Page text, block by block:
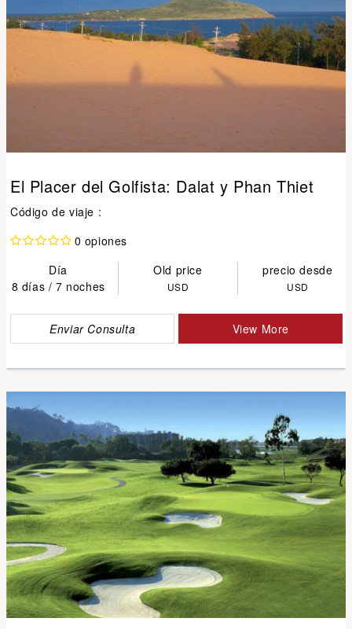
El Placer del Golfista: Dalat y Phan Thiet
Código de viaje :
0 opiones
Día
Old price
precio desde
8 días / 7 noches
USD USD
Enviar Consulta View More